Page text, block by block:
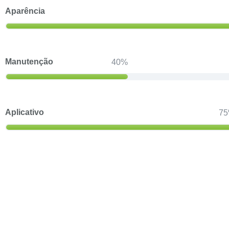
Aparência
Manutenção 40
Aplicativo 75